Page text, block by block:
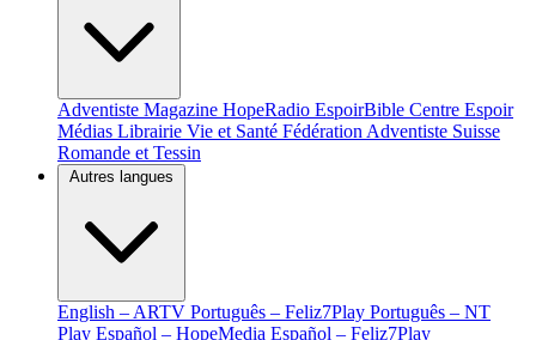
Adventiste Magazine HopeRadio EspoirBible Centre Espoir
Médias Librairie Vie et Santé Fédération Adventiste Suisse
Romande et Tessin
Autres langues
English – ARTV Português – Feliz7Play Português – NT
Play Español – HopeMedia Español – Feliz7Play